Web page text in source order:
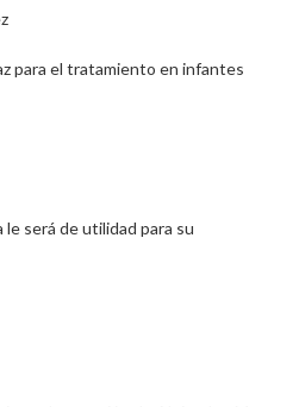
para el tratamiento en infantes
será de utilidad para su